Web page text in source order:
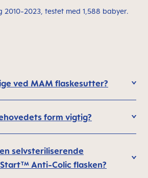
2010-2023, testet med 1,588 babyer.
ved MAM flaskesutter?
form vigtig?
selvsteriliserende
Anti-Colic flasken?